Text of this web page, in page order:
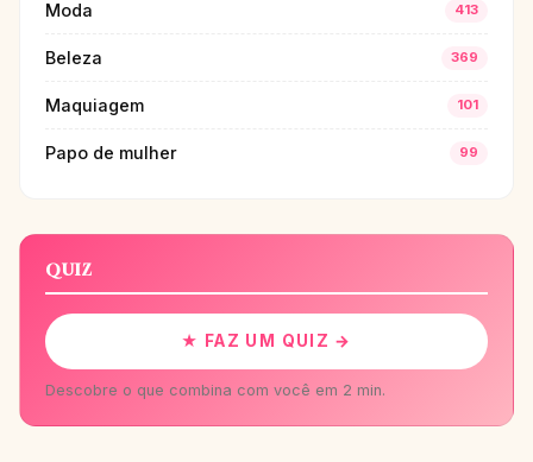
Moda 413
Beleza 369
Maquiagem 101
Papo de mulher 99
QUIZ
★ FAZ UM QUIZ →
Descobre o que combina com você em 2 min.